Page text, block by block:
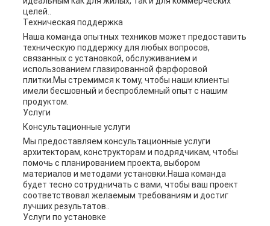
целей..
Техническая поддержка
Наша команда опытных техников может предоставить
техническую поддержку для любых вопросов,
связанных с установкой, обслуживанием и
использованием глазированной фарфоровой
плитки.Мы стремимся к тому, чтобы наши клиенты
имели бесшовный и беспроблемный опыт с нашим
продуктом.
Услуги
Консультационные услуги
Мы предоставляем консультационные услуги
архитекторам, конструкторам и подрядчикам, чтобы
помочь с планированием проекта, выбором
материалов и методами установки.Наша команда
будет тесно сотрудничать с вами, чтобы ваш проект
соответствовал желаемым требованиям и достиг
лучших результатов..
Услуги по установке